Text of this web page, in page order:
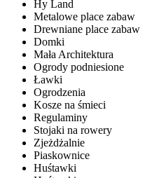
Hy Land
Metalowe place zabaw
Drewniane place zabaw
Domki
Mała Architektura
Ogrody podniesione
Ławki
Ogrodzenia
Kosze na śmieci
Regulaminy
Stojaki na rowery
Zjeżdżalnie
Piaskownice
Huśtawki